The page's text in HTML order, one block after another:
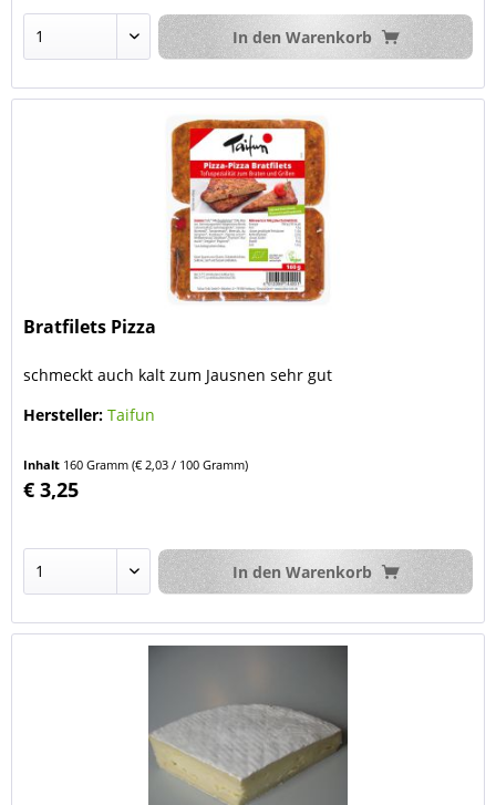
In den Warenkorb
Bratfilets Pizza
schmeckt auch kalt zum Jausnen sehr gut
Hersteller: Taifun
Inhalt 160 Gramm(€ 2,03 / 100 Gramm)
€ 3,25
In den Warenkorb